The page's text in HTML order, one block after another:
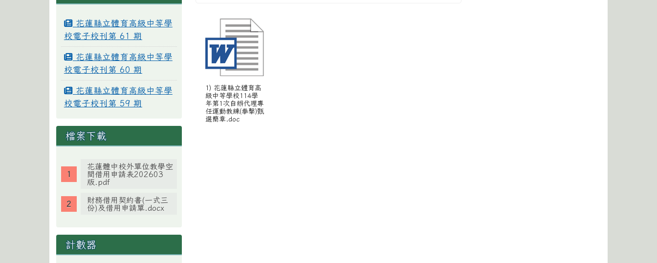
花蓮縣立體育高級中等學
校電子校刊第 61 期
花蓮縣立體育高級中等學
校電子校刊第 60 期
花蓮縣立體育高級中等學
校電子校刊第 59 期
檔案下載
花蓮體中校外單位教學空
間借用申請表202603
版.pdf
財務借用契約書(一式三
份)及借用申請單.docx
計數器
1) 花蓮縣立體育高
級中等學校114學
年第1次自辦代理專
任運動教練(拳擊)甄
選簡章.doc